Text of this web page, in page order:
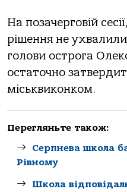
На позачерговій
рішення не
голови острога
остаточно
міськвиконком.
Перегляньте також:
Серпнева школа
Рівному
Школа